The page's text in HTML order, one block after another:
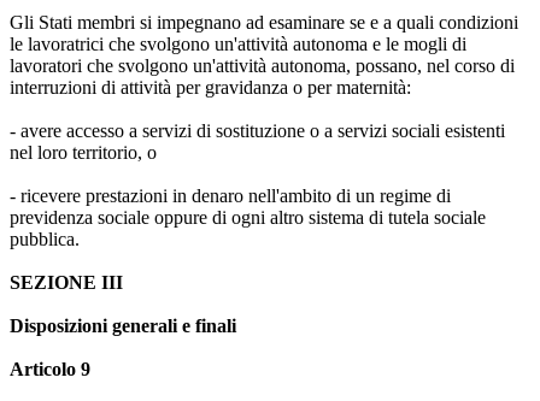
Gli Stati membri si impegnano ad esaminare se e a quali condizioni
le lavoratrici che svolgono un'attività autonoma e le mogli di
lavoratori che svolgono un'attività autonoma, possano, nel corso di
interruzioni di attività per gravidanza o per maternità:
- avere accesso a servizi di sostituzione o a servizi sociali esistenti
nel loro territorio, o
- ricevere prestazioni in denaro nell'ambito di un regime di
previdenza sociale oppure di ogni altro sistema di tutela sociale
pubblica.
SEZIONE III
Disposizioni generali e finali
Articolo 9